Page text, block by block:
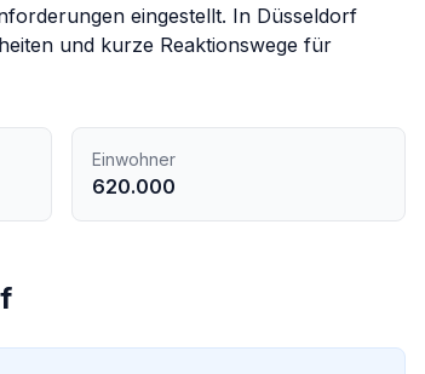
eingestellt. In Düsseldorf
und kurze Reaktionswege für
Einwohner
620.000